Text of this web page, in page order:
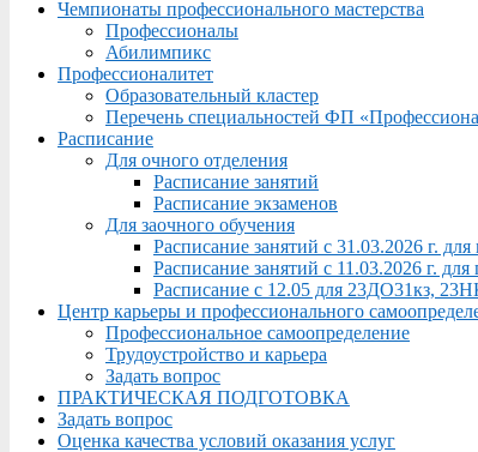
Чемпионаты профессионального мастерства
Профессионалы
Абилимпикс
Профессионалитет
Образовательный кластер
Перечень специальностей ФП
Расписание
Для очного отделения
Расписание занятий
Расписание экзаменов
Для заочного обучения
Расписание занятий с 31.03.2026 г.
Расписание занятий с 11.03.2026 г.
Расписание с 12.05 для 23ДО31кз,
Центр карьеры и профессионального
Профессиональное самоопределение
Трудоустройство и карьера
Задать вопрос
ПРАКТИЧЕСКАЯ ПОДГОТОВКА
Задать вопрос
Оценка качества условий оказания услуг